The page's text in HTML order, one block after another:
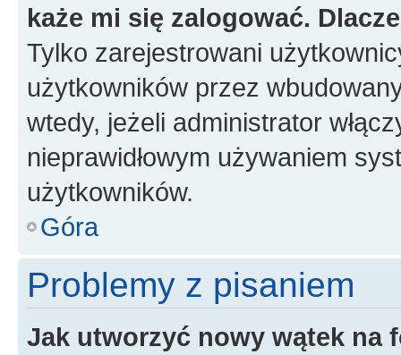
każe mi się zalogować.
Tylko zarejestrowani
użytkowników przez
wtedy, jeżeli administrator
nieprawidłowym używaniem
użytkowników.
Góra
Problemy z pisaniem
Jak utworzyć nowy wątek na